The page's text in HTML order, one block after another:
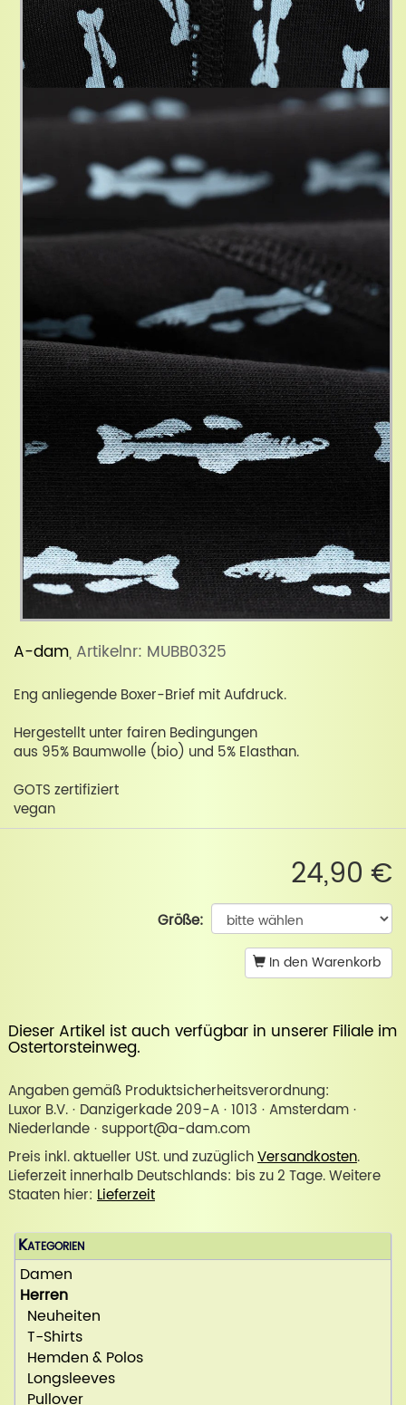
A-dam, Artikelnr: MUBB0325
Eng anliegende Boxer-Brief mit Aufdruck.
Hergestellt unter fairen Bedingungen
aus 95% Baumwolle (bio) und 5% Elasthan.
GOTS zertifiziert
vegan
24,90 €
Größe:
In den Warenkorb
Dieser Artikel ist auch verfügbar in unserer Filiale im
Ostertorsteinweg.
Angaben gemäß Produktsicherheitsverordnung:
Luxor B.V. · Danzigerkade 209-A · 1013 · Amsterdam ·
Niederlande · support@a-dam.com
Preis inkl. aktueller USt. und zuzüglichVersandkosten.
Lieferzeit innerhalb Deutschlands: bis zu 2 Tage. Weitere
Staaten hier: Lieferzeit
Kategorien
Damen
Herren
Neuheiten
T-Shirts
Hemden & Polos
Longsleeves
Pullover